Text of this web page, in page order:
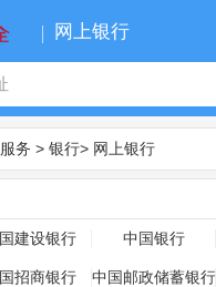
网上银行
务 > 银行> 网上银行
建设银行 中国银行
招商银行 中国邮政储蓄银行